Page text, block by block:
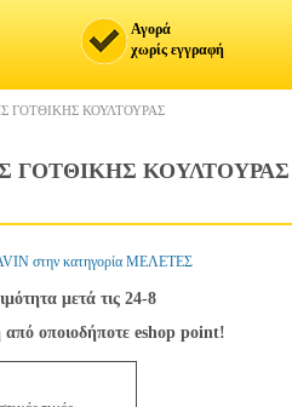
Αγορά
χωρίς εγγραφή
ΓΟΤΘΙΚΗΣ ΚΟΥΛΤΟΥΡΑΣ
ΓΟΤΘΙΚΗΣ ΚΟΥΛΤΟΥΡΑΣ
στην κατηγορία ΜΕΛΕΤΕΣ
μετά τις 24-8
οποιοδήποτε eshop point!